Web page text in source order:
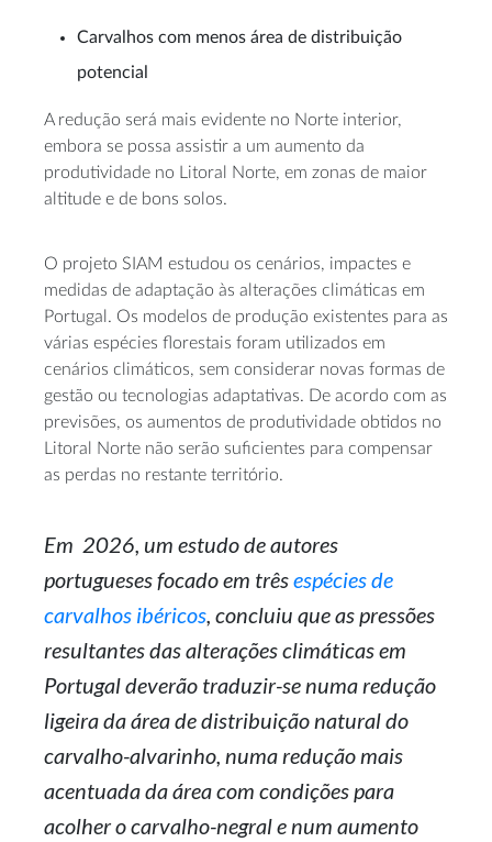
Carvalhos com menos área de distribuição
potencial
A redução será mais evidente no Norte interior,
embora se possa assistir a um aumento da
produtividade no Litoral Norte, em zonas de maior
altitude e de bons solos.
O projeto SIAM estudou os cenários, impactes e
medidas de adaptação às alterações climáticas em
Portugal. Os modelos de produção existentes para as
várias espécies florestais foram utilizados em
cenários climáticos, sem considerar novas formas de
gestão ou tecnologias adaptativas. De acordo com as
previsões, os aumentos de produtividade obtidos no
Litoral Norte não serão suficientes para compensar
as perdas no restante território.
Em 2026, um estudo de autores
portugueses focado em trêsespécies de
carvalhos ibéricos , concluiu que as pressões
resultantes das alterações climáticas em
Portugal deverão traduzir-se numa redução
ligeira da área de distribuição natural do
carvalho-alvarinho, numa redução mais
acentuada da área com condições para
acolher o carvalho-negral e num aumento